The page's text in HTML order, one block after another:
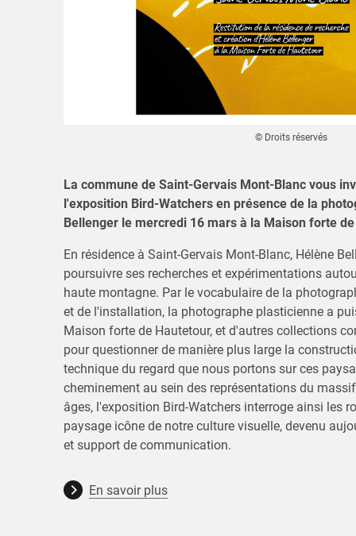
© Droits réservés
La commune de Saint-Gervais Mont-Blanc vous
l'exposition Bird-Watchers en présence de la
Bellenger le mercredi 16 mars à la Maison forte
En résidence à Saint-Gervais Mont-Blanc, Hélène
poursuivre ses recherches et expérimentations
haute montagne. Par le vocabulaire de la
et de l'installation, la photographe plasticienne a
Maison forte de Hautetour, et d'autres collections
pour questionner de manière plus large la
technique du regard que nous portons sur ces
cheminement au sein des représentations du
âges, l'exposition Bird-Watchers interroge ainsi les
paysage icône de notre culture visuelle, devenu
et support de communication.
En savoir plus